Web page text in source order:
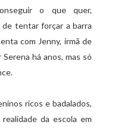
o que quer,
tentar forçar a barra
com Jenny, irmã de
há anos, mas só
ricos e badalados,
da escola em